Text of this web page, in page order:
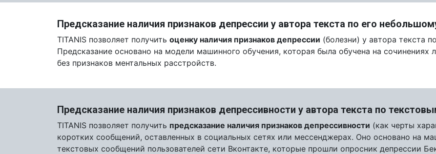
Предсказание наличия признаков депрессии у автора текста по его
TITANIS позволяет получить оценку наличия признаков депрессии (болезни) у автора текста
Предсказание основано на модели машинного обучения, которая была обучена на
без признаков ментальных расстройств.
Предсказание наличия признаков депрессивности у автора текста по
TITANIS позволяет получить предсказание наличия признаков депрессивности (как черты
коротких сообщений, оставленных в социальных сетях или мессенджерах. Оно основано на
текстовых сообщений пользователей сети Вконтакте, которые прошли опросник депрессии